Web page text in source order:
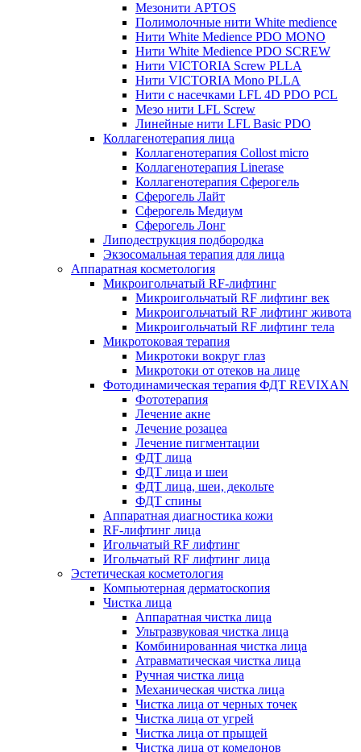
Мезонити APTOS
Полимолочные нити White medience
Нити White Medience PDO MONO
Нити White Medience PDO SCREW
Нити VICTORIA Screw PLLA
Нити VICTORIA Mono PLLA
Нити с насечками LFL 4D PDO PCL
Мезо нити LFL Screw
Линейные нити LFL Basic PDO
Коллагенотерапия лица
Коллагенотерапия Collost micro
Коллагенотерапия Linerase
Коллагенотерапия Сферогель
Сферогель Лайт
Сферогель Медиум
Сферогель Лонг
Липодеструкция подбородка
Экзосомальная терапия для лица
Аппаратная косметология
Микроигольчатый RF-лифтинг
Микроигольчатый RF лифтинг век
Микроигольчатый RF лифтинг живота
Микроигольчатый RF лифтинг тела
Микротоковая терапия
Микротоки вокруг глаз
Микротоки от отеков на лице
Фотодинамическая терапия ФДТ REVIXAN
Фототерапия
Лечение акне
Лечение розацеа
Лечение пигментации
ФДТ лица
ФДТ лица и шеи
ФДТ лица, шеи, декольте
ФДТ спины
Аппаратная диагностика кожи
RF-лифтинг лица
Игольчатый RF лифтинг
Игольчатый RF лифтинг лица
Эстетическая косметология
Компьютерная дерматоскопия
Чистка лица
Аппаратная чистка лица
Ультразвуковая чистка лица
Комбинированная чистка лица
Атравматическая чистка лица
Ручная чистка лица
Механическая чистка лица
Чистка лица от черных точек
Чистка лица от угрей
Чистка лица от прыщей
Чистка лица от комедонов